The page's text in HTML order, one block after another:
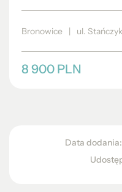
Bronowice | ul.
8 900 PLN
Data dodania: